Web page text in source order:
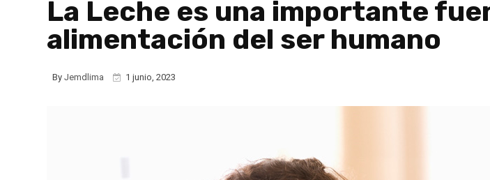
La Leche es una importante
alimentación del ser humano
By Jemdlima 1 junio, 2023